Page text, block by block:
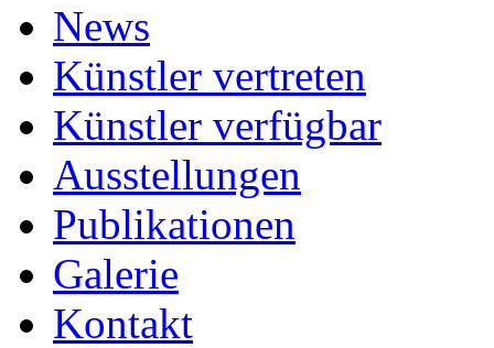
News
Künstler vertreten
Künstler verfügbar
Ausstellungen
Publikationen
Galerie
Kontakt